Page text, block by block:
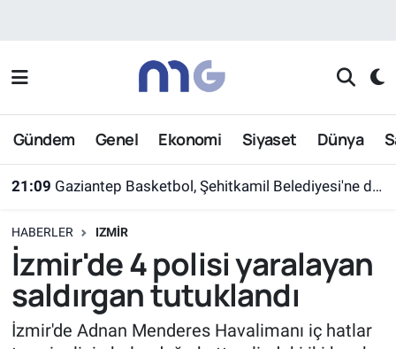
Gündem Genel Ekonomi Siyaset Dünya
21:09 Gaziantep Basketbol, Şehitkamil Belediyesi'ne devredildi
HABERLER IZMIR
İzmir'de 4 polisi yaralayan
saldırgan tutuklandı
İzmir'de Adnan Menderes Havalimanı iç hatlar
Nöbetçi Eczaneler
Hava Durumu
Süper Lig Puan Durumu ve Fikstür
Tüm Manşetler
Son Dakika Haberleri